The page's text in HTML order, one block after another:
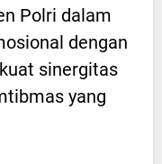
Polri dalam
dengan
sinergitas
yang